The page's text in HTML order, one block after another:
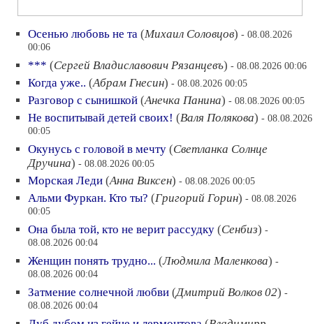
Осенью любовь не та (Михаил Соловцов) - 08.08.2026
00:06
*** (Сергей Владиславович Рязанцевъ) - 08.08.2026 00:06
Когда уже.. (Абрам Гнесин) - 08.08.2026 00:05
Разговор с сынишкой (Анечка Панина) - 08.08.2026 00:05
Не воспитывай детей своих! (Валя Полякова) - 08.08.2026
00:05
Окунусь с головой в мечту (Светланка Солнце
Дручина) - 08.08.2026 00:05
Морская Леди (Анна Виксен) - 08.08.2026 00:05
Альми Фуркан. Кто ты? (Григорий Горин) - 08.08.2026
00:05
Она была той, кто не верит рассудку (Сенбиз) -
08.08.2026 00:04
Женщин понять трудно... (Людмила Маленкова) -
08.08.2026 00:04
Затмение солнечной любви (Дмитрий Волков 02) -
08.08.2026 00:04